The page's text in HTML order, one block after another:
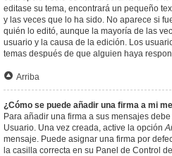
editase su tema, encontrará un pequeño
y las veces que lo ha sido. No aparece si
quién lo editó, aunque la mayoría de las
usuario y la causa de la edición. Los
temas después de que alguien haya
Arriba
¿Cómo se puede añadir una firma a mi
Para añadir una firma a sus mensajes
Usuario. Una vez creada, active la opción
mensaje. Puede asignar una firma por
la casilla correcta en su Panel de Control